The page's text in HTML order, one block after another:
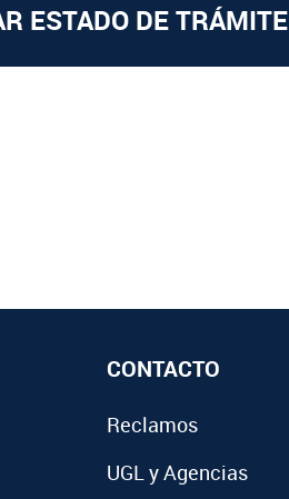
ESTADO DE TRÁMITE
CONTACTO
Reclamos
UGL y Agencias